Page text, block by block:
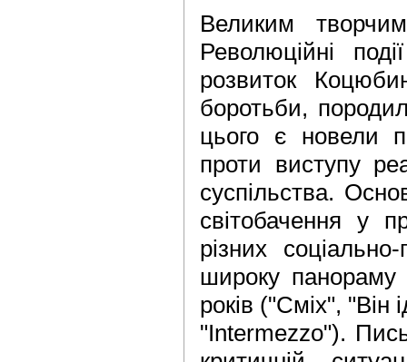
Великим
Революційні
розвиток
боротьби,
цього є новели
проти виступу
суспільства.
світобачення у
різних
широку панораму
років ("Сміх",
"Intermezzo").